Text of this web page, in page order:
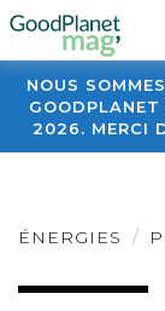
NOUS
2026. MERCI
ÉNERGIES